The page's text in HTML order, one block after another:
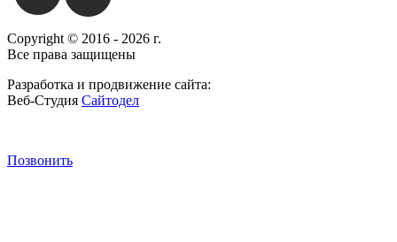
Copyright © 2016 - 2026 г.
Все права защищены
Разработка и продвижение сайта:
Веб-Студия Сайтодел
Позвонить